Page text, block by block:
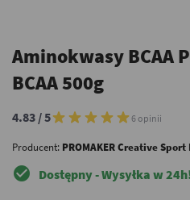
Aminokwasy BCAA
BCAA 500g
4.83 / 5 6 opinii
Producent: PROMAKER Creative
check_circle Dostępny - Wysyłka w